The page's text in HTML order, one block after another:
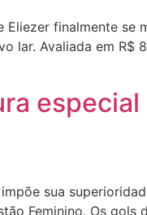
Eliezer finalmente
lar. Avaliada em R$
sua
Feminino. Os